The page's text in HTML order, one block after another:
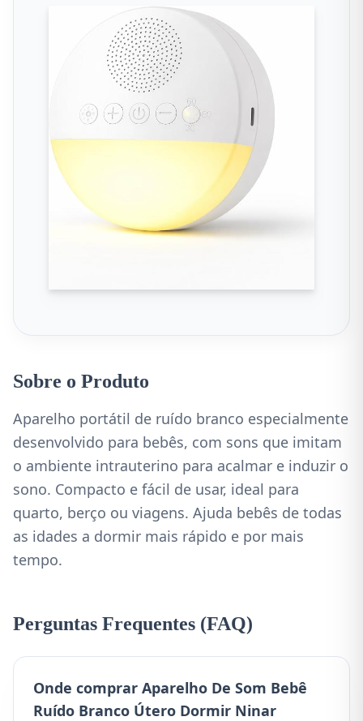
Sobre o Produto
Aparelho portátil de ruído branco especialmente
desenvolvido para bebês, com sons que imitam
o ambiente intrauterino para acalmar e induzir o
sono. Compacto e fácil de usar, ideal para
quarto, berço ou viagens. Ajuda bebês de todas
as idades a dormir mais rápido e por mais
tempo.
Perguntas Frequentes (FAQ)
Onde comprar Aparelho De Som Bebê
Ruído Branco Útero Dormir Ninar